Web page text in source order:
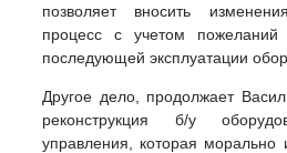
позволяет вносить
процесс с учетом пожеланий
последующей эксплуатации
Другое дело, продолжает
реконструкция б/у
управления, которая морально